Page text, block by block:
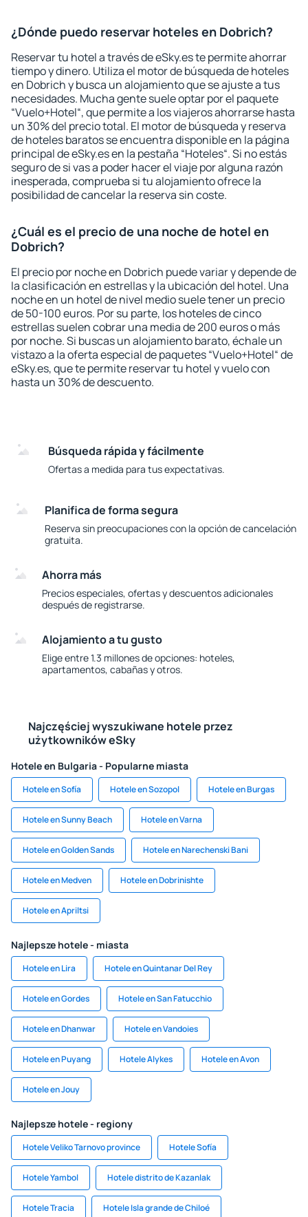
¿Dónde puedo reservar hoteles en Dobrich?
Reservar tu hotel a través de eSky.es te permite ahorrar
tiempo y dinero. Utiliza el motor de búsqueda de hoteles
en Dobrich y busca un alojamiento que se ajuste a tus
necesidades. Mucha gente suele optar por el paquete
“Vuelo+Hotel“, que permite a los viajeros ahorrarse hasta
un 30% del precio total. El motor de búsqueda y reserva
de hoteles baratos se encuentra disponible en la página
principal de eSky.es en la pestaña “Hoteles“. Si no estás
seguro de si vas a poder hacer el viaje por alguna razón
inesperada, comprueba si tu alojamiento ofrece la
posibilidad de cancelar la reserva sin coste.
¿Cuál es el precio de una noche de hotel en
Dobrich?
El precio por noche en Dobrich puede variar y depende de
la clasificación en estrellas y la ubicación del hotel. Una
noche en un hotel de nivel medio suele tener un precio
de 50-100 euros. Por su parte, los hoteles de cinco
estrellas suelen cobrar una media de 200 euros o más
por noche. Si buscas un alojamiento barato, échale un
vistazo a la oferta especial de paquetes “Vuelo+Hotel“ de
eSky.es, que te permite reservar tu hotel y vuelo con
hasta un 30% de descuento.
Búsqueda rápida y fácilmente
Ofertas a medida para tus expectativas.
Planifica de forma segura
Reserva sin preocupaciones con la opción de cancelación
gratuita.
Ahorra más
Precios especiales, ofertas y descuentos adicionales
después de registrarse.
Alojamiento a tu gusto
Elige entre 1.3 millones de opciones: hoteles,
apartamentos, cabañas y otros.
Najczęściej wyszukiwane hotele przez
użytkowników eSky
Hotele en Bulgaria - Popularne miasta
Hotele en Sofía Hotele en Sozopol Hotele en Burgas
Hotele en Sunny Beach Hotele en Varna
Hotele en Golden Sands Hotele en Narechenski Bani
Hotele en Medven Hotele en Dobrinishte
Hotele en Apriltsi
Najlepsze hotele - miasta
Hotele en Lira Hotele en Quintanar Del Rey
Hotele en Gordes Hotele en San Fatucchio
Hotele en Dhanwar Hotele en Vandoies
Hotele en Puyang Hotele Alykes Hotele en Avon
Hotele en Jouy
Najlepsze hotele - regiony
Hotele Veliko Tarnovo province Hotele Sofía
Hotele Yambol Hotele distrito de Kazanlak
Hotele Tracia Hotele Isla grande de Chiloé